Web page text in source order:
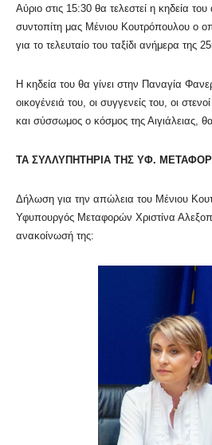
Αύριο στις 15:30 θα τελεστεί η κηδεία
συντοπίτη μας Μένιου Κουτρόπουλου ο
για το τελευταίο του ταξίδι ανήμερα της
Η κηδεία του θα γίνει στην Παναγία
οικογένειά του, οι συγγενείς του, οι
και σύσσωμος ο κόσμος της Αιγιάλειας, θα
ΤΑ ΣΥΛΛΥΠΗΤΗΡΙΑ ΤΗΣ ΥΦ.
Δήλωση για την απώλεια του Μένιου
Υφυπουργός Μεταφορών Χριστίνα
ανακοίνωσή της: